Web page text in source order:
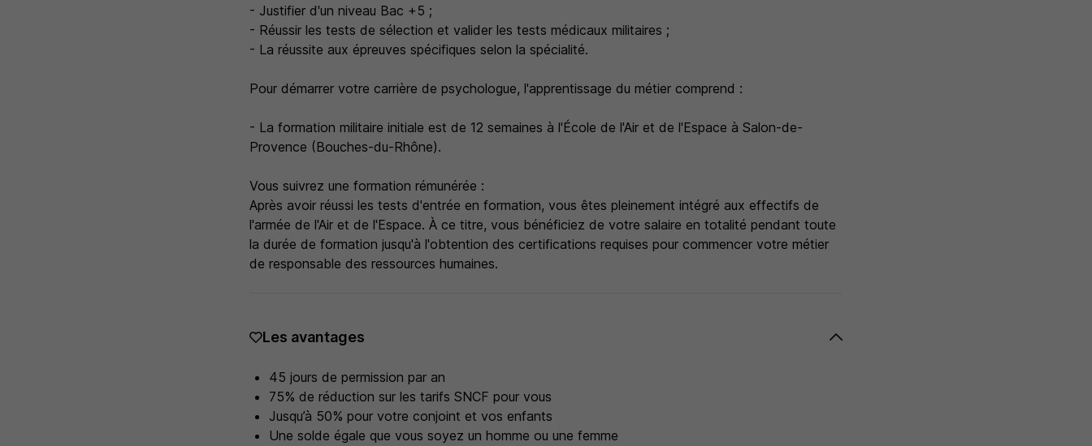
- Justifier d'un niveau Bac +5 ;
- Réussir les tests de sélection et valider les tests médicaux militaires ;
- La réussite aux épreuves spécifiques selon la spécialité.
Pour démarrer votre carrière de psychologue, l'apprentissage du métier comprend :
- La formation militaire initiale est de 12 semaines à l'École de l'Air et de l'Espace à Salon-de-
Provence (Bouches-du-Rhône).
Vous suivrez une formation rémunérée :
Après avoir réussi les tests d'entrée en formation, vous êtes pleinement intégré aux effectifs de
l'armée de l'Air et de l'Espace. À ce titre, vous bénéficiez de votre salaire en totalité pendant toute
la durée de formation jusqu'à l'obtention des certifications requises pour commencer votre métier
de responsable des ressources humaines.
Les avantages
45 jours de permission par an
75% de réduction sur les tarifs SNCF pour vous
Jusqu’à 50% pour votre conjoint et vos enfants
Une solde égale que vous soyez un homme ou une femme